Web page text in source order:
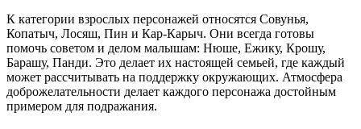
К категории взрослых персонажей относятся Совунья,
Копатыч, Лосяш, Пин и Кар-Карыч. Они всегда готовы
помочь советом и делом малышам: Нюше, Ежику, Крошу,
Барашу, Панди. Это делает их настоящей семьей, где каждый
может рассчитывать на поддержку окружающих. Атмосфера
доброжелательности делает каждого персонажа достойным
примером для подражания.